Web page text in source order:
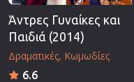
Άντρες Γυναίκες και
Παιδιά (2014)
Δραματικές Κωμωδίες
6.6